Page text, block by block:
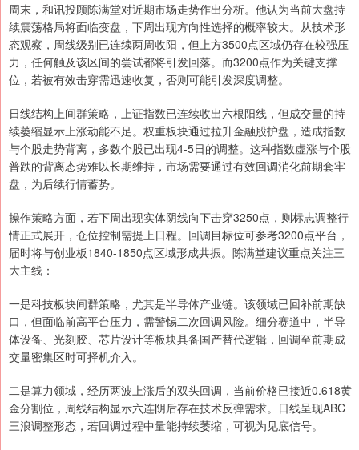
周末，和讯投顾陈满堂对近期市场走势作出分析。他认为当前大盘持
续震荡格局将面临变盘，下周出现方向性选择的概率较大。从技术形
态观察，周线级别已连续两周收阳，但上方3500点区域仍存在较强压
力，任何触及该区间的尝试都将引发回落。而3200点作为关键支撑
位，若被有效击穿需迅速收复，否则可能引发深度调整。
日线结构上间群策略，上证指数已连续收出六根阳线，但成交量的持
续萎缩显示上涨动能不足。权重板块通过拉升金融股护盘，造成指数
与个股走势背离，多数个股已出现4-5日的调整。这种指数虚涨与个股
普跌的背离态势难以长期维持，市场需要通过有效回调消化前期套牢
盘，为后续行情蓄势。
操作策略方面，若下周出现实体阴线向下击穿3250点，则标志调整行
情正式展开，仓位控制需提上日程。回调目标位可参考3200点平台，
届时将与创业板1840-1850点区域形成共振。陈满堂建议重点关注三
大主线：
一是科技板块间群策略，尤其是半导体产业链。该领域已回补前期缺
口，但面临前高平台压力，需警惕二次回调风险。细分赛道中，半导
体设备、光刻胶、芯片设计等板块具备国产替代逻辑，回调至前期成
交量密集区时可择机介入。
二是算力领域，经历两波上涨后的双头回调，当前价格已接近0.618黄
金分割位，周线结构显示六连阴后存在技术反弹需求。日线呈现ABC
三浪调整形态，若回调过程中量能持续萎缩，可视为见底信号。